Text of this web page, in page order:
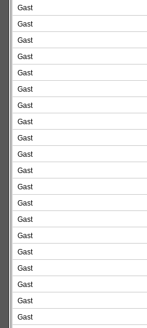
Gast
Gast
Gast
Gast
Gast
Gast
Gast
Gast
Gast
Gast
Gast
Gast
Gast
Gast
Gast
Gast
Gast
Gast
Gast
Gast